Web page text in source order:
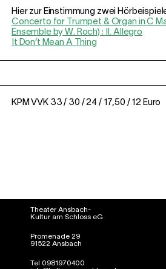
Hier zur Einstimmung zwei
Concerto for Trumpet & Organ in C
Ensemble by W. Roch) : II. Allegro
It Don’t Mean A Thing
KPM VVK 33 / 30 / 24 / 17,50 / 12 Euro
Theater Ansbach-
Kultur am Schloss eG
Promenade 29
91522 Ansbach
Tel 0981970400